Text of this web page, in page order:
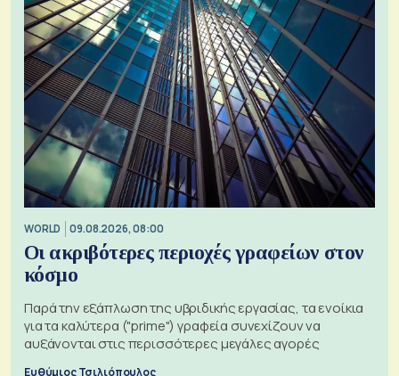
WORLD 09.08.2026, 08:00
Οι ακριβότερες περιοχές γραφείων στον
κόσμο
Παρά την εξάπλωση της υβριδικής εργασίας, τα ενοίκια
για τα καλύτερα ("prime") γραφεία συνεχίζουν να
αυξάνονται στις περισσότερες μεγάλες αγορές
Ευθύμιος Τσιλιόπουλος